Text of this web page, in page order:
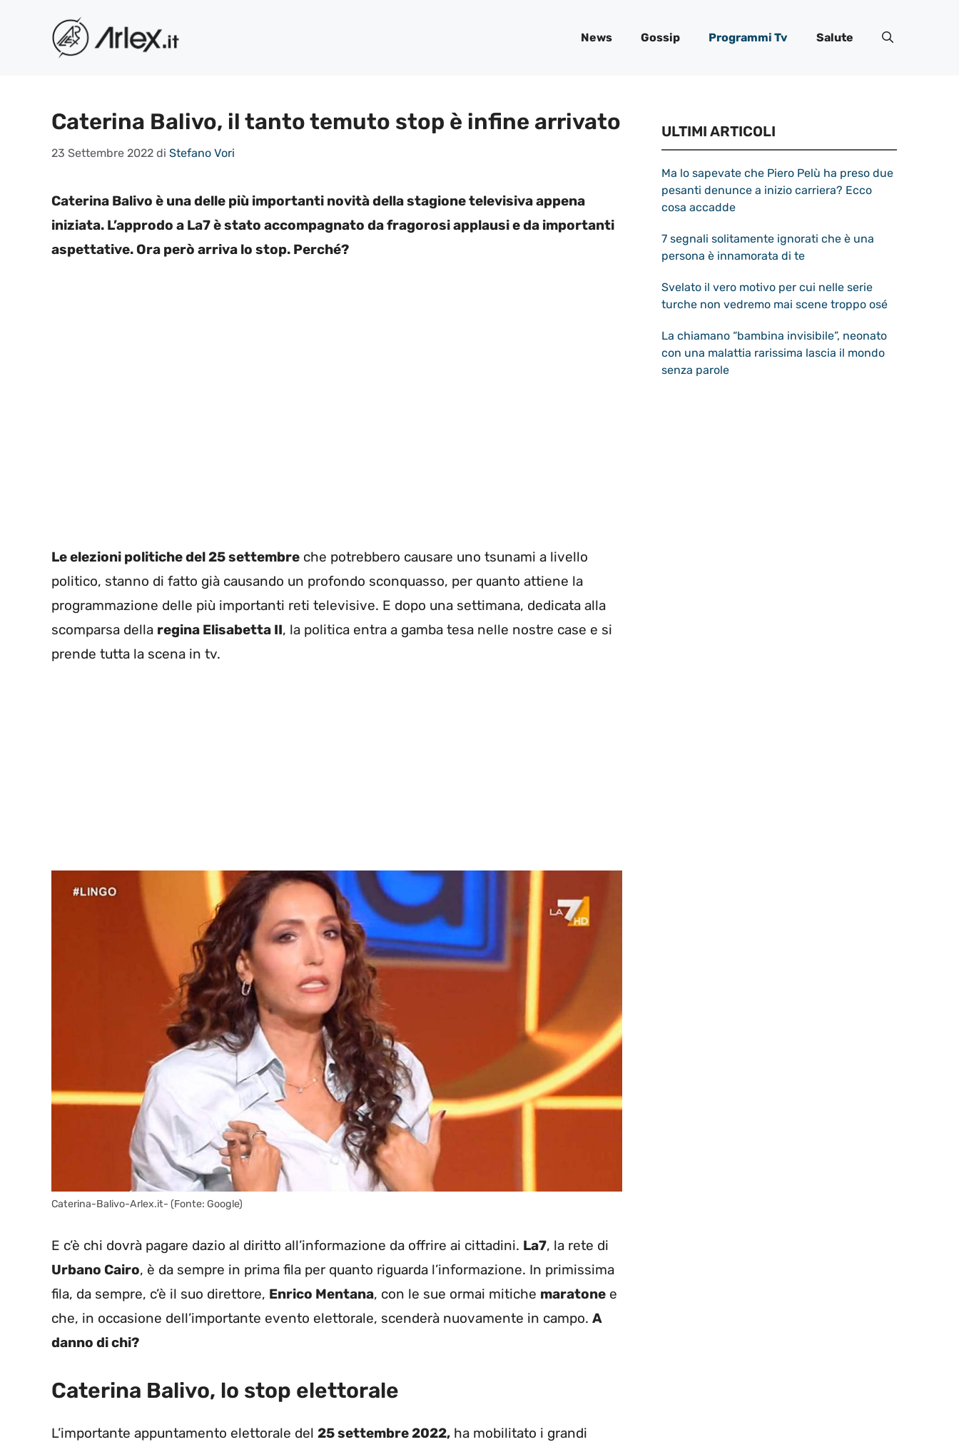
contenuto
News Gossip Programmi Tv Salute
Caterina Balivo, il tanto temuto stop è infine arrivato
23 Settembre 2022 di Stefano Vori
Caterina Balivo è una delle più importanti novità della stagione televisiva appena
iniziata. L’approdo a La7 è stato accompagnato da fragorosi applausi e da importanti
aspettative. Ora però arriva lo stop. Perché?
Le elezioni politiche del 25 settembre che potrebbero causare uno tsunami a livello
politico, stanno di fatto già causando un profondo sconquasso, per quanto attiene la
programmazione delle più importanti reti televisive. E dopo una settimana, dedicata alla
scomparsa della regina Elisabetta II, la politica entra a gamba tesa nelle nostre case e si
prende tutta la scena in tv.
Caterina-Balivo-Arlex.it- (Fonte: Google)
E c’è chi dovrà pagare dazio al diritto all’informazione da offrire ai cittadini. La7, la rete di
Urbano Cairo, è da sempre in prima fila per quanto riguarda l’informazione. In primissima
fila, da sempre, c’è il suo direttore, Enrico Mentana, con le sue ormai mitiche maratone e
che, in occasione dell’importante evento elettorale, scenderà nuovamente in campo. A
danno di chi?
Caterina Balivo, lo stop elettorale
L’importante appuntamento elettorale del 25 settembre 2022, ha mobilitato i grandi
ULTIMI ARTICOLI
Ma lo sapevate che Piero Pelù ha preso due
pesanti denunce a inizio carriera? Ecco
cosa accadde
7 segnali solitamente ignorati che è una
persona è innamorata di te
Svelato il vero motivo per cui nelle serie
turche non vedremo mai scene troppo osé
La chiamano “bambina invisibile”, neonato
con una malattia rarissima lascia il mondo
senza parole